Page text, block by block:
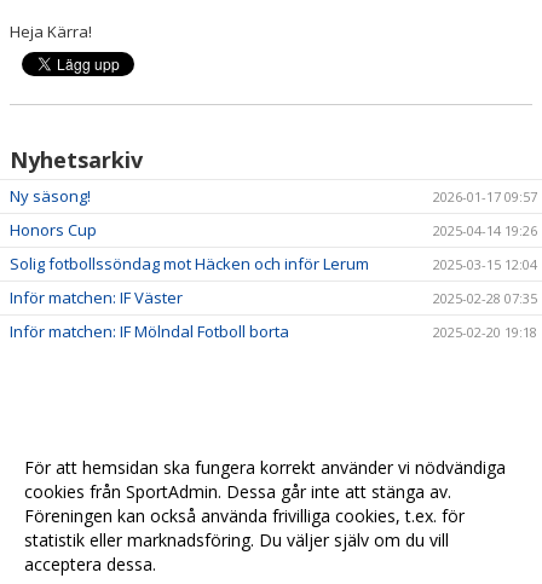
Heja Kärra!
Nyhetsarkiv
Ny säsong! 2026-01-17 09:57
Honors Cup 2025-04-14 19:26
Solig fotbollssöndag mot Häcken och inför Lerum 2025-03-15 12:04
Inför matchen: IF Väster 2025-02-28 07:35
Inför matchen: IF Mölndal Fotboll borta 2025-02-20 19:18
För att hemsidan ska fungera korrekt använder vi nödvändiga
cookies från SportAdmin. Dessa går inte att stänga av.
Föreningen kan också använda frivilliga cookies, t.ex. för
statistik eller marknadsföring. Du väljer själv om du vill
acceptera dessa.